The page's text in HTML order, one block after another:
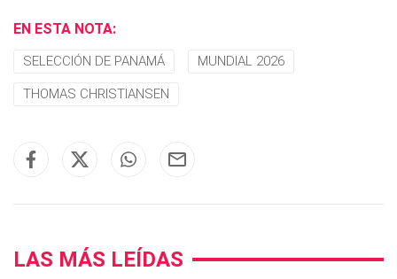
EN ESTA NOTA:
SELECCIÓN DE PANAMÁ MUNDIAL 2026
THOMAS CHRISTIANSEN
LAS MÁS LEÍDAS